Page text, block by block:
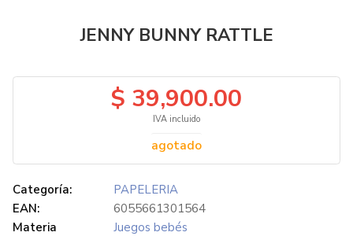
JENNY BUNNY RATTLE
$ 39,900.00
IVA incluido
agotado
Categoría:
PAPELERIA
EAN:
6055661301564
Materia
Juegos bebés